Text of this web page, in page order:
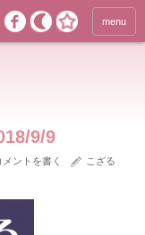
menu
9/9
メントを書く こざる